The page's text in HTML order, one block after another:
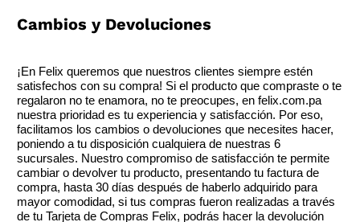
Cambios y Devoluciones
¡En Felix queremos que nuestros clientes siempre estén
satisfechos con su compra! Si el producto que compraste o te
regalaron no te enamora, no te preocupes, en felix.com.pa
nuestra prioridad es tu experiencia y satisfacción. Por eso,
facilitamos los cambios o devoluciones que necesites hacer,
poniendo a tu disposición cualquiera de nuestras 6
sucursales. Nuestro compromiso de satisfacción te permite
cambiar o devolver tu producto, presentando tu factura de
compra, hasta 30 días después de haberlo adquirido para
mayor comodidad, si tus compras fueron realizadas a través
de tu Tarjeta de Compras Felix, podrás hacer la devolución